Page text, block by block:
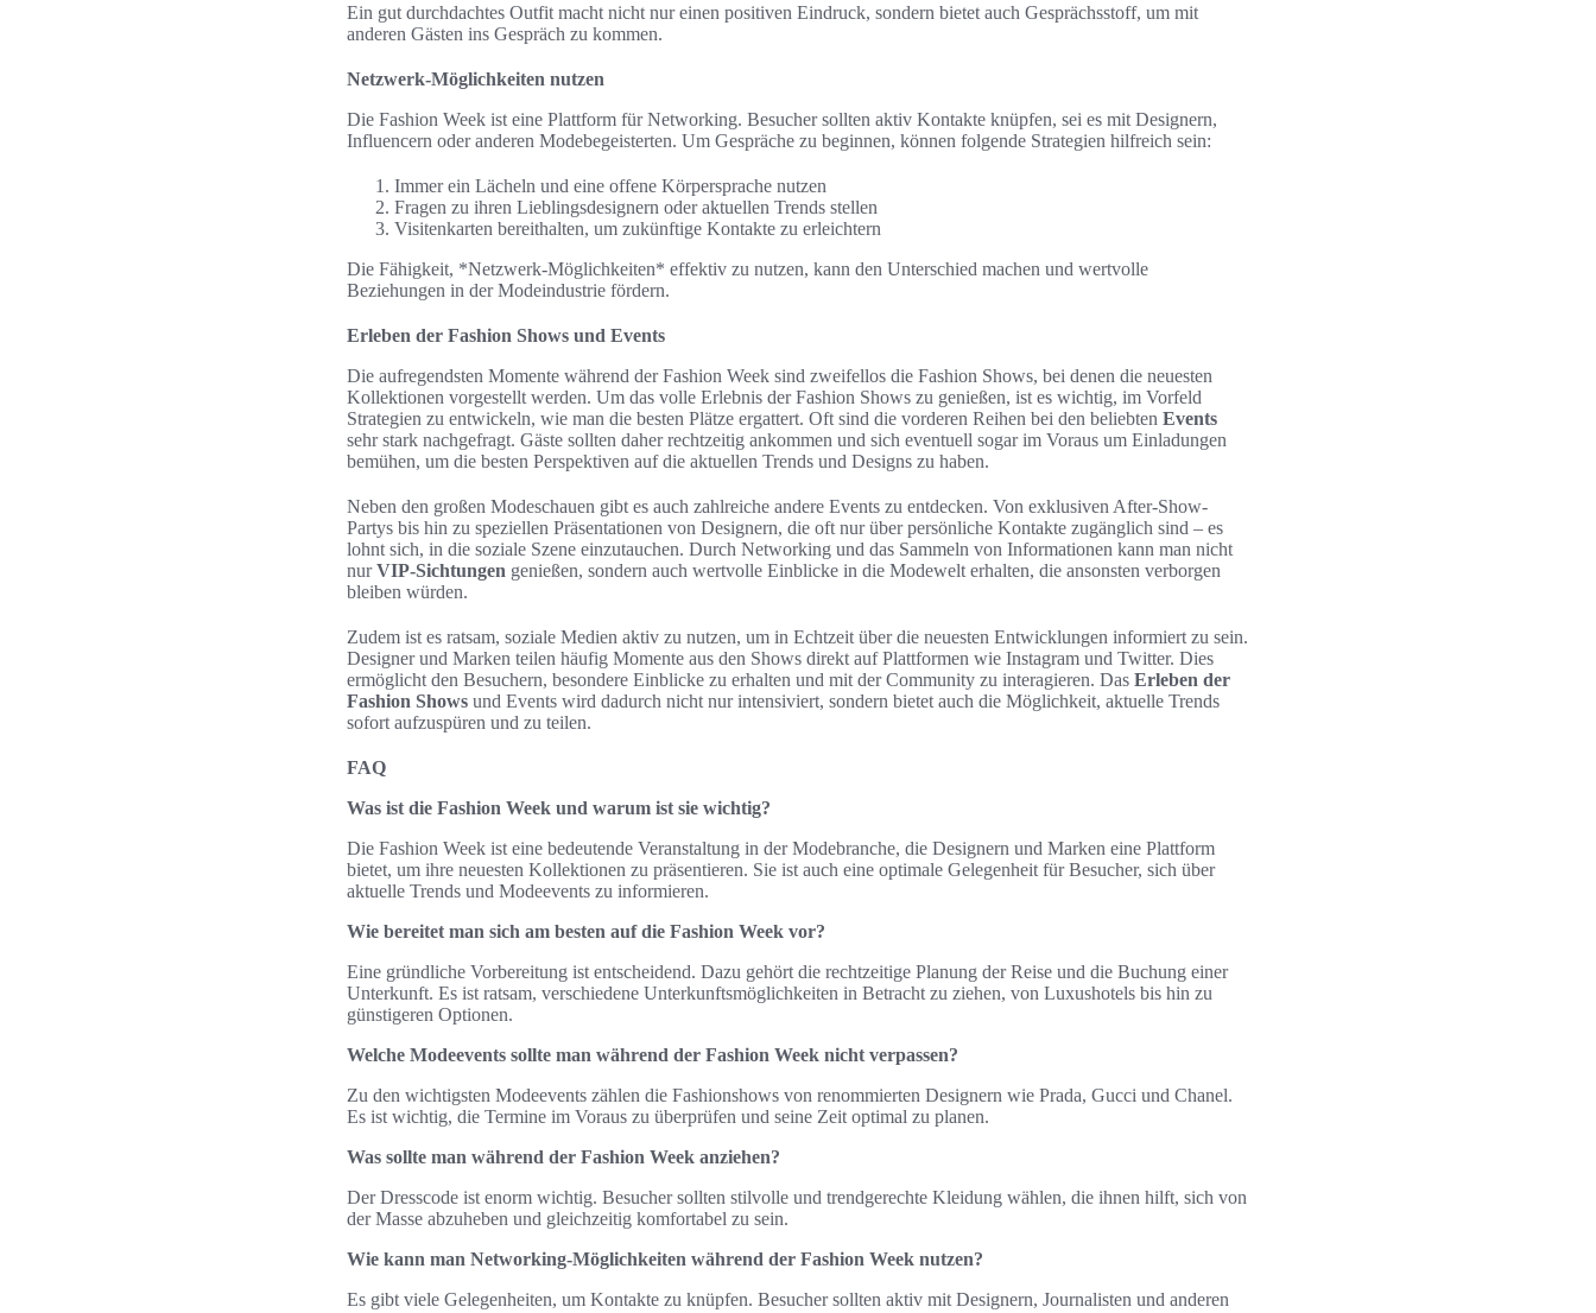
Ein gut durchdachtes Outfit macht nicht nur einen positiven Eindruck, sondern bietet auch Gesprächsstoff, um mit
anderen Gästen ins Gespräch zu kommen.
Netzwerk-Möglichkeiten nutzen
Die Fashion Week ist eine Plattform für Networking. Besucher sollten aktiv Kontakte knüpfen, sei es mit Designern,
Influencern oder anderen Modebegeisterten. Um Gespräche zu beginnen, können folgende Strategien hilfreich sein:
Immer ein Lächeln und eine offene Körpersprache nutzen
Fragen zu ihren Lieblingsdesignern oder aktuellen Trends stellen
Visitenkarten bereithalten, um zukünftige Kontakte zu erleichtern
Die Fähigkeit, *Netzwerk-Möglichkeiten* effektiv zu nutzen, kann den Unterschied machen und wertvolle
Beziehungen in der Modeindustrie fördern.
Erleben der Fashion Shows und Events
Die aufregendsten Momente während der Fashion Week sind zweifellos die Fashion Shows, bei denen die neuesten
Kollektionen vorgestellt werden. Um das volle Erlebnis der Fashion Shows zu genießen, ist es wichtig, im Vorfeld
Strategien zu entwickeln, wie man die besten Plätze ergattert. Oft sind die vorderen Reihen bei den beliebten Events
sehr stark nachgefragt. Gäste sollten daher rechtzeitig ankommen und sich eventuell sogar im Voraus um Einladungen
bemühen, um die besten Perspektiven auf die aktuellen Trends und Designs zu haben.
Neben den großen Modeschauen gibt es auch zahlreiche andere Events zu entdecken. Von exklusiven After-Show-
Partys bis hin zu speziellen Präsentationen von Designern, die oft nur über persönliche Kontakte zugänglich sind – es
lohnt sich, in die soziale Szene einzutauchen. Durch Networking und das Sammeln von Informationen kann man nicht
nurVIP-Sichtungen genießen, sondern auch wertvolle Einblicke in die Modewelt erhalten, die ansonsten verborgen
bleiben würden.
Zudem ist es ratsam, soziale Medien aktiv zu nutzen, um in Echtzeit über die neuesten Entwicklungen informiert zu sein.
Designer und Marken teilen häufig Momente aus den Shows direkt auf Plattformen wie Instagram und Twitter. Dies
ermöglicht den Besuchern, besondere Einblicke zu erhalten und mit der Community zu interagieren. Das Erleben der
Fashion Shows und Events wird dadurch nicht nur intensiviert, sondern bietet auch die Möglichkeit, aktuelle Trends
sofort aufzuspüren und zu teilen.
FAQ
Was ist die Fashion Week und warum ist sie wichtig?
Die Fashion Week ist eine bedeutende Veranstaltung in der Modebranche, die Designern und Marken eine Plattform
bietet, um ihre neuesten Kollektionen zu präsentieren. Sie ist auch eine optimale Gelegenheit für Besucher, sich über
aktuelle Trends und Modeevents zu informieren.
Wie bereitet man sich am besten auf die Fashion Week vor?
Eine gründliche Vorbereitung ist entscheidend. Dazu gehört die rechtzeitige Planung der Reise und die Buchung einer
Unterkunft. Es ist ratsam, verschiedene Unterkunftsmöglichkeiten in Betracht zu ziehen, von Luxushotels bis hin zu
günstigeren Optionen.
Welche Modeevents sollte man während der Fashion Week nicht verpassen?
Zu den wichtigsten Modeevents zählen die Fashionshows von renommierten Designern wie Prada, Gucci und Chanel.
Es ist wichtig, die Termine im Voraus zu überprüfen und seine Zeit optimal zu planen.
Was sollte man während der Fashion Week anziehen?
Der Dresscode ist enorm wichtig. Besucher sollten stilvolle und trendgerechte Kleidung wählen, die ihnen hilft, sich von
der Masse abzuheben und gleichzeitig komfortabel zu sein.
Wie kann man Networking-Möglichkeiten während der Fashion Week nutzen?
Es gibt viele Gelegenheiten, um Kontakte zu knüpfen. Besucher sollten aktiv mit Designern, Journalisten und anderen